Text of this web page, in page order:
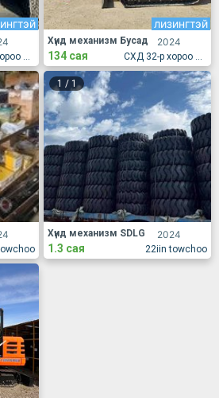
СХД 32-р хороо 384-р гарам Эмээлт өгсөх зам дагуу
2024
лизингтэй
СХД 32-р хороо 384-р гарам Эмээлт өгсөх зам дагуу
Хүнд механизм Бусад
134 сая
1 / 1
2024
22iin towchoo
Хүнд механизм SDLG
1.3 сая